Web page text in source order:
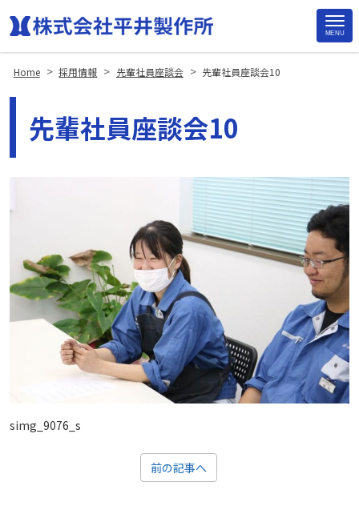
MENU
Home > 採用情報 > 先輩社員座談会 > 先輩社員座談会10
先輩社員座談会10
simg_9076_s
前の記事へ
Site
Footer